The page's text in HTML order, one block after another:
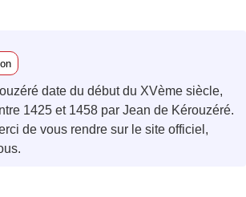
date du début du XVème siècle,
1425 et 1458 par Jean de Kérouzéré.
de vous rendre sur le site officiel,